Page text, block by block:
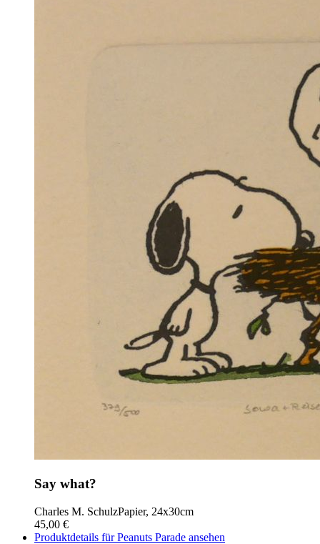
Say what?
Charles M. SchulzPapier, 24x30cm
45,00 €
Produktdetails für Peanuts Parade ansehen